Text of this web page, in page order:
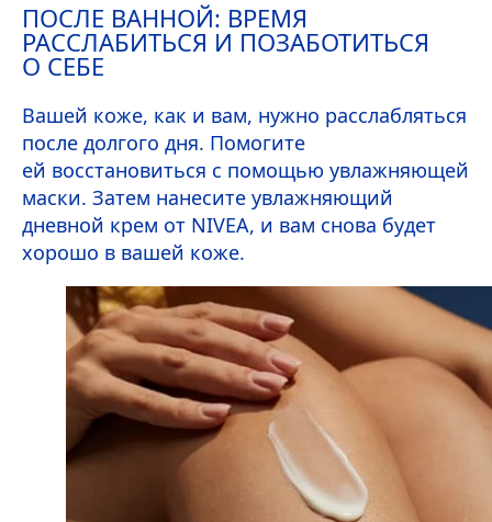
ПОСЛЕ ВАННОЙ: ВРЕМЯ
РАССЛАБИТЬСЯ И ПОЗАБОТИТЬСЯ
О СЕБЕ
Вашей коже, как и вам, нужно расслабляться
после долгого дня. Помогите
ей восстановиться с помощью увлажняющей
маски. Затем нанесите увлажняющий
дневной крем от NIVEA, и вам снова будет
хорошо в вашей коже.